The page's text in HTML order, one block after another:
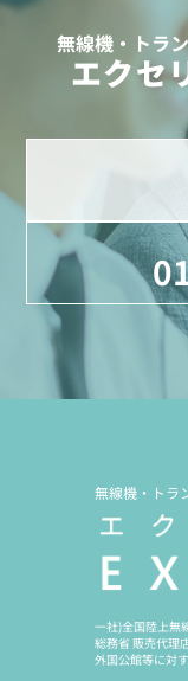
無線機・トラ
エクセ
無線機・トラ
一社)全国陸上無
総務省 販売代理
外国公館等に対